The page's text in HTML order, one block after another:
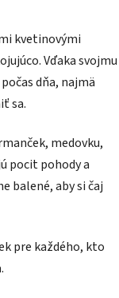
kvetinovými
Vďaka svojmu
dňa, najmä
sa.
medovku,
pocit pohody a
balené, aby si čaj
pre každého, kto